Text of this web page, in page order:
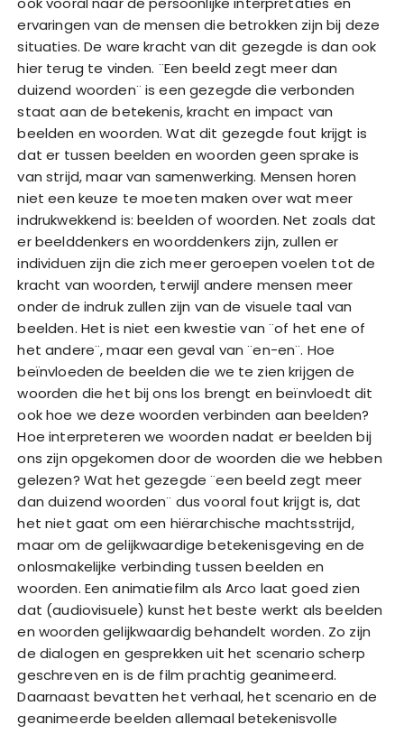
ervaringen van de mensen die betrokken zijn bij deze
situaties. De ware kracht van dit gezegde is dan ook
hier terug te vinden. ¨Een beeld zegt meer dan
duizend woorden¨ is een gezegde die verbonden
staat aan de betekenis, kracht en impact van
beelden en woorden. Wat dit gezegde fout krijgt is
dat er tussen beelden en woorden geen sprake is
van strijd, maar van samenwerking. Mensen horen
niet een keuze te moeten maken over wat meer
indrukwekkend is: beelden of woorden. Net zoals dat
er beelddenkers en woorddenkers zijn, zullen er
individuen zijn die zich meer geroepen voelen tot de
kracht van woorden, terwijl andere mensen meer
onder de indruk zullen zijn van de visuele taal van
beelden. Het is niet een kwestie van ¨of het ene of
het andere¨, maar een geval van ¨en-en¨. Hoe
beïnvloeden de beelden die we te zien krijgen de
woorden die het bij ons los brengt en beïnvloedt dit
ook hoe we deze woorden verbinden aan beelden?
Hoe interpreteren we woorden nadat er beelden bij
ons zijn opgekomen door de woorden die we hebben
gelezen? Wat het gezegde ¨een beeld zegt meer
dan duizend woorden¨ dus vooral fout krijgt is, dat
het niet gaat om een hiërarchische machtsstrijd,
maar om de gelijkwaardige betekenisgeving en de
onlosmakelijke verbinding tussen beelden en
woorden. Een animatiefilm als Arco laat goed zien
dat (audiovisuele) kunst het beste werkt als beelden
en woorden gelijkwaardig behandelt worden. Zo zijn
de dialogen en gesprekken uit het scenario scherp
geschreven en is de film prachtig geanimeerd.
Daarnaast bevatten het verhaal, het scenario en de
geanimeerde beelden allemaal betekenisvolle